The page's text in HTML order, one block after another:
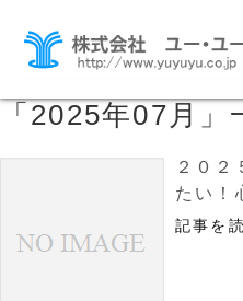
「 2025年07月 」
２０
たい！
記事を